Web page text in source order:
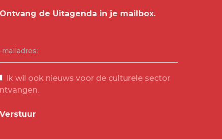
mailadres:
Ik wil ook nieuws voor de culturele sector